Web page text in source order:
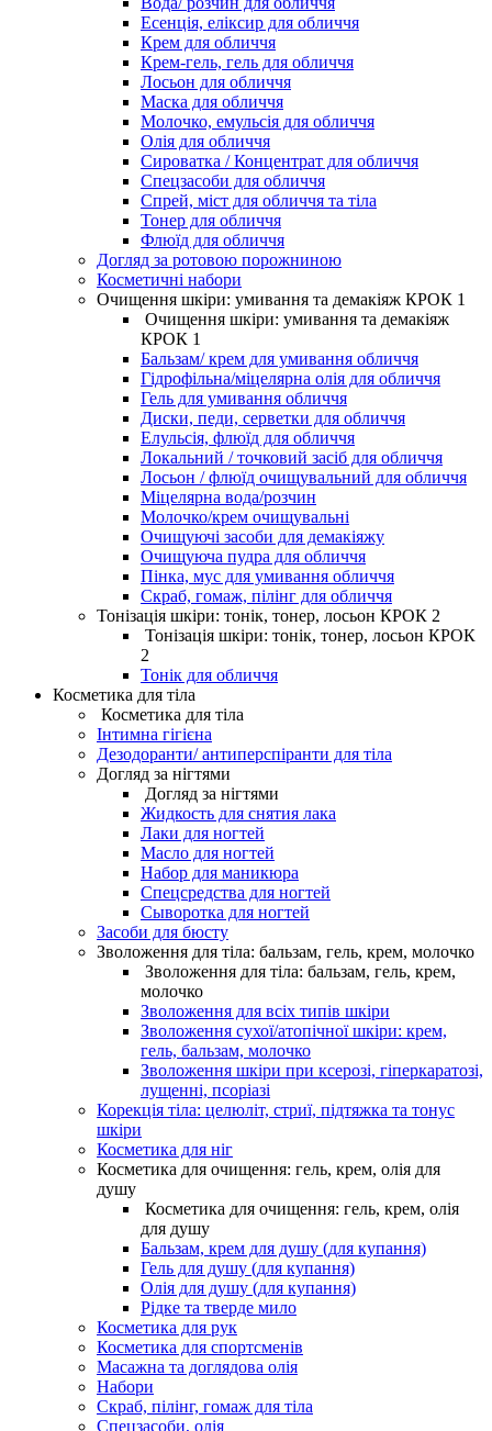
Есенція, еліксир для обличчя
Крем для обличчя
Крем-гель, гель для обличчя
Лосьон для обличчя
Маска для обличчя
Молочко, емульсія для обличчя
Олія для обличчя
Сироватка / Концентрат для обличчя
Спецзасоби для обличчя
Спрей, міст для обличчя та тіла
Тонер для обличчя
Флюїд для обличчя
Догляд за ротовою порожниною
Косметичні набори
Очищення шкіри: умивання та демакіяж КРОК 1
Очищення шкіри: умивання та демакіяж
КРОК 1
Бальзам/ крем для умивання обличчя
Гідрофільна/міцелярна олія для обличчя
Гель для умивання обличчя
Диски, педи, серветки для обличчя
Елульсія, флюїд для обличчя
Локальний / точковий засіб для обличчя
Лосьон / флюїд очищувальний для обличчя
Міцелярна вода/розчин
Молочко/крем очищувальні
Очищуючі засоби для демакіяжу
Очищуюча пудра для обличчя
Пінка, мус для умивання обличчя
Скраб, гомаж, пілінг для обличчя
Тонізація шкіри: тонік, тонер, лосьон КРОК 2
Тонізація шкіри: тонік, тонер, лосьон КРОК
2
Тонік для обличчя
Косметика для тіла
Косметика для тіла
Інтимна гігієна
Дезодоранти/ антиперспіранти для тіла
Догляд за нігтями
Догляд за нігтями
Жидкость для снятия лака
Лаки для ногтей
Масло для ногтей
Набор для маникюра
Спецсредства для ногтей
Сыворотка для ногтей
Засоби для бюсту
Зволоження для тіла: бальзам, гель, крем, молочко
Зволоження для тіла: бальзам, гель, крем,
молочко
Зволоження для всіх типів шкіри
Зволоження сухої/атопічної шкіри: крем,
гель, бальзам, молочко
Зволоження шкіри при ксерозі, гіперкаратозі,
лущенні, псоріазі
Корекція тіла: целюліт, стриї, підтяжка та тонус
шкіри
Косметика для ніг
Косметика для очищення: гель, крем, олія для
душу
Косметика для очищення: гель, крем, олія
для душу
Бальзам, крем для душу (для купання)
Гель для душу (для купання)
Олія для душу (для купання)
Рідке та тверде мило
Косметика для рук
Косметика для спортсменів
Масажна та доглядова олія
Набори
Скраб, пілінг, гомаж для тіла
Спецзасоби, олія